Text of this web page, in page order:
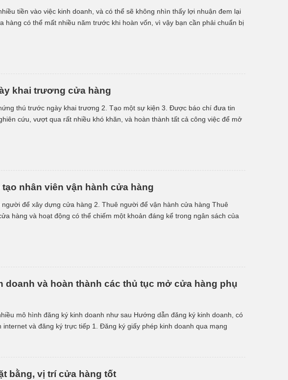
tiền vào việc kinh doanh, và có thể sẽ không nhìn thấy lợi nhuận đem lại
hàng có thể mất nhiều năm trước khi hoàn vốn, vì vậy bạn cần phải chuẩn bị
thấp tiêu […]
khai trương cửa hàng
thú trước ngày khai trương 2. Tạo một sự kiện 3. Được báo chí đưa tin
cứu, vượt qua rất nhiều khó khăn, và hoàn thành tất cả công việc để mở
chuẩn bị sẵn sàng cho […]
tạo nhân viên vận hành cửa hàng
người để xây dựng cửa hàng 2. Thuê người để vận hành cửa hàng Thuê
hàng và hoạt động có thể chiếm một khoản đáng kể trong ngân sách của
tự mình làm bất cứ điều gì […]
doanh và hoàn thành các thủ tục mở cửa hàng phụ
mô hình đăng ký kinh doanh như sau Hướng dẫn đăng ký kinh doanh, có
internet và đăng ký trực tiếp 1. Đăng ký giấy phép kinh doanh qua mạng
kinh doanh trực tiếp tại văn […]
bằng, vị trí cửa hàng tốt